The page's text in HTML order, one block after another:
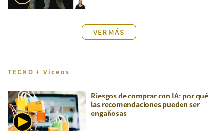
VER MÁS
TECNO + Videos
Riesgos de comprar con IA: por qué
las recomendaciones pueden ser
engañosas